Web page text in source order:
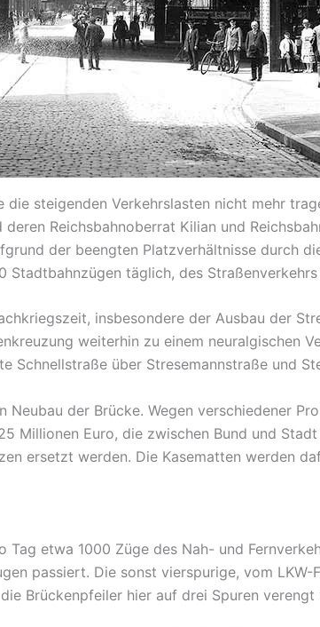
steigenden Verkehrslasten nicht mehr
deren Reichsbahnoberrat Kilian und
der beengten Platzverhältnisse durch
Stadtbahnzügen täglich, des
insbesondere der Ausbau der
weiterhin zu einem neuralgischen
Schnellstraße über Stresemannstraße und
Neubau der Brücke. Wegen verschiedener
Millionen Euro, die zwischen Bund und
ersetzt werden. Die Kasematten werden
etwa 1000 Züge des Nah- und
passiert. Die sonst vierspurige, vom
Brückenpfeiler hier auf drei Spuren